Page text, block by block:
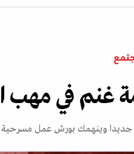
غنم في مهب
جديدا وينهمك بورش عمل مسرحية